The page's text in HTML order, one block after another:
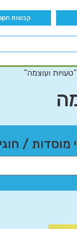
קבוצות הWhatsApp
ועוצמה”
מוסדות /